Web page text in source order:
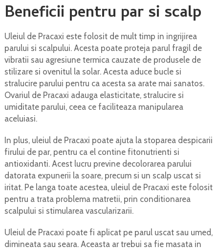
Beneficii pentru par si scalp
Uleiul de Pracaxi este folosit de mult timp in ingrijirea
parului si scalpului. Acesta poate proteja parul fragil de
vibratii sau agresiune termica cauzate de produsele de
stilizare si ovenitul la solar. Acesta aduce bucle si
stralucire parului pentru ca acesta sa arate mai sanatos.
Ovariul de Pracaxi adauga elasticitate, stralucire si
umiditate parului, ceea ce faciliteaza manipularea
aceluiasi.
In plus, uleiul de Pracaxi poate ajuta la stoparea despicarii
firului de par, pentru ca el contine fitonutrienti si
antioxidanti. Acest lucru previne decolorarea parului
datorata expunerii la soare, precum si un scalp uscat si
iritat. Pe langa toate acestea, uleiul de Pracaxi este folosit
pentru a trata problema matretii, prin conditionarea
scalpului si stimularea vascularizarii.
Uleiul de Pracaxi poate fi aplicat pe parul uscat sau umed,
dimineata sau seara. Aceasta ar trebui sa fie masata in